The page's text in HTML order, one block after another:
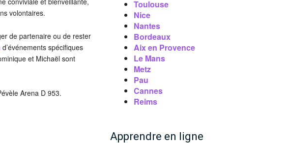
volontaires.
de partenaire ou de rester
d’événements spécifiques
et Michaël sont
Arena D 953.
Toulouse
Nice
Nantes
Bordeaux
Aix en Provence
Le Mans
Metz
Pau
Cannes
Reims
Apprendre en ligne